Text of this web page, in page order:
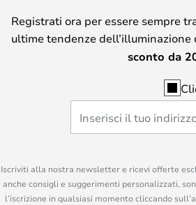
Registrati ora per essere sempre
ultime tendenze
sconto da
Iscriviti alla nostra newsletter e ricevi offerte
anche consigli e suggerimenti personalizzati,
l’iscrizione in qualsiasi momento cliccando